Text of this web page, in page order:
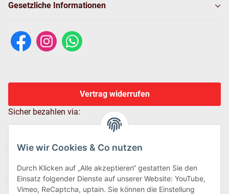
Wie wir Cookies & Co nutzen
Durch Klicken auf „Alle akzeptieren“ gestatten Sie den
Einsatz folgender Dienste auf unserer Website: YouTube,
Vimeo, ReCaptcha, uptain. Sie können die Einstellung
Gesetzliche Informationen
Vertrag widerrufen
Sicher bezahlen via: